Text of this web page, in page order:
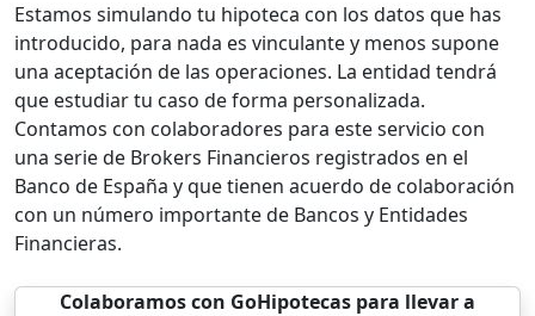
Estamos simulando tu hipoteca con los datos que has
introducido, para nada es vinculante y menos supone
una aceptación de las operaciones. La entidad tendrá
que estudiar tu caso de forma personalizada.
Contamos con colaboradores para este servicio con
una serie de Brokers Financieros registrados en el
Banco de España y que tienen acuerdo de colaboración
con un número importante de Bancos y Entidades
Financieras.
Colaboramos con GoHipotecas para llevar a